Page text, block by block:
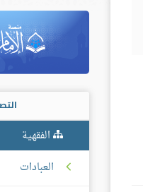
الفقهية
العبادات